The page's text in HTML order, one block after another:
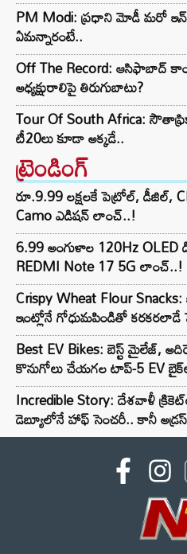
PM Modi: ప్రధాని మోడీ మరో
ఏమన్నారంటే..
Off The Record: ఆసిఫాబాద్
అధ్యక్షురాలిపై తిరుగుబాటు?
Tour Of South Africa:
టీ20లు కూడా అక్కడే..
ట్రెండింగ్‌
రూ.9.99 లక్షలకే పెట్రోల్, డీజిల్,
Camo ఎడిషన్ లాంచ్..!
6.99 అంగుళాల 120Hz
REDMI Note 17 5G లాంచ్..!
Crispy Wheat Flour
ఇంట్లోనే గోధుమపిండితో
Best EV Bikes: బెస్ట్ మైలేజ్,
కొనుగోలు చేయగల టాప్-5 EV
Incredible Story: దేశవాళీ
డెబ్యూలోనే హాఫ్ సెంచరీ.. కానీ